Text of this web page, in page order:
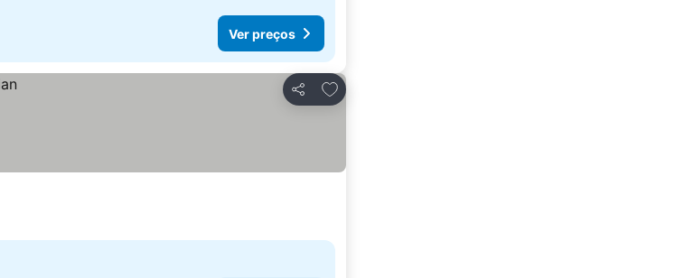
Ver preços
Partilhar
Adicionar aos favoritos